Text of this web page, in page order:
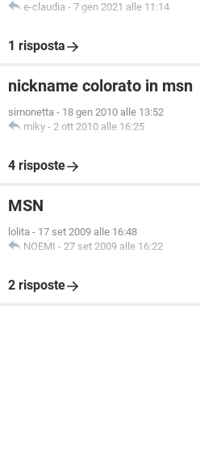
e-claudia - 7 gen 2021 alle 11:14
1 risposta
nickname colorato in msn
simonetta - 18 gen 2010 alle 13:52
miky - 2 ott 2010 alle 16:25
4 risposte
MSN
lolita - 17 set 2009 alle 16:48
NOEMI - 27 set 2009 alle 16:22
2 risposte